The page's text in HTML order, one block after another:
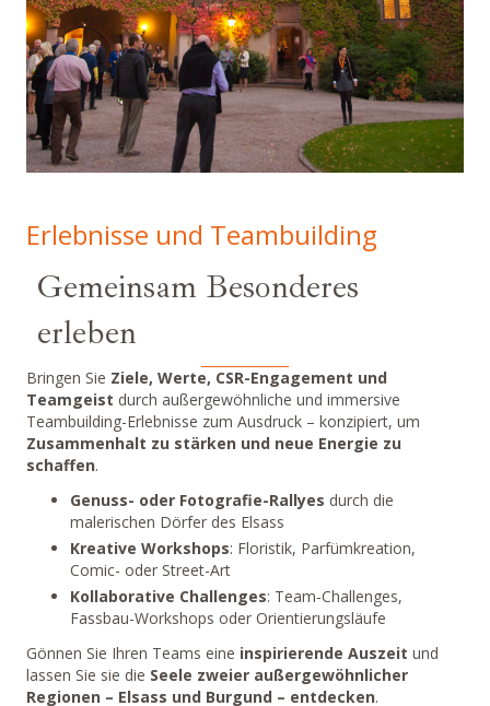
Erlebnisse und Teambuilding
Gemeinsam Besonderes
erleben
Bringen Sie Ziele, Werte, CSR-Engagement und
Teamgeist durch außergewöhnliche und immersive
Teambuilding-Erlebnisse zum Ausdruck – konzipiert, um
Zusammenhalt zu stärken und neue Energie zu
schaffen.
Genuss- oder Fotografie-Rallyes durch die
malerischen Dörfer des Elsass
Kreative Workshops: Floristik, Parfümkreation,
Comic- oder Street-Art
Kollaborative Challenges: Team-Challenges,
Fassbau-Workshops oder Orientierungsläufe
Gönnen Sie Ihren Teams eine inspirierende Auszeit und
lassen Sie sie die Seele zweier außergewöhnlicher
Regionen – Elsass und Burgund – entdecken.